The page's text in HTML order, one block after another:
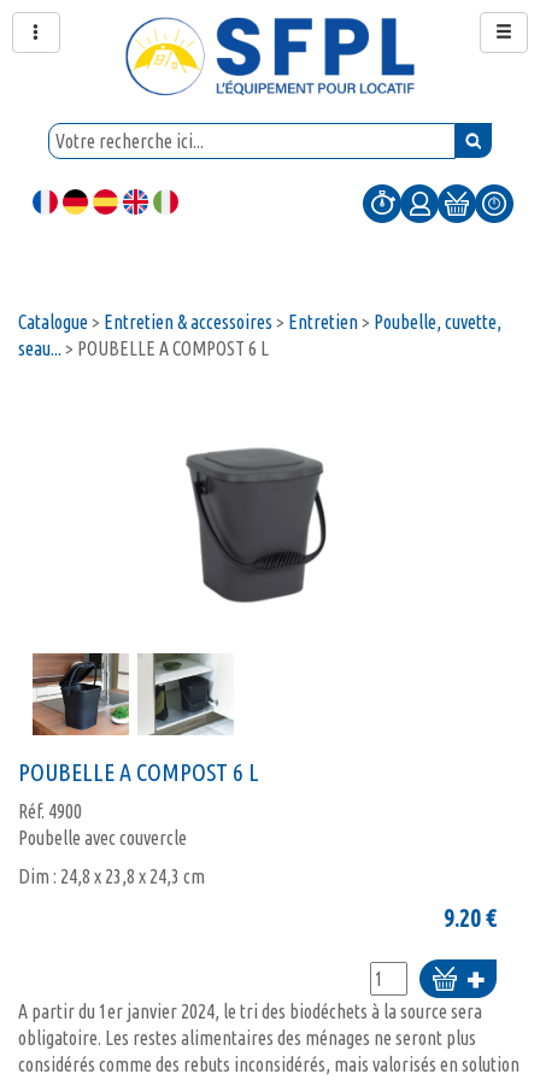
Catalogue> Entretien & accessoires > Entretien> Poubelle, cuvette,
seau... > POUBELLE A COMPOST 6 L
POUBELLE A COMPOST 6 L
Réf. 4900
Poubelle avec couvercle
Dim : 24,8 x 23,8 x 24,3 cm
9.20€
Ajouter
au
panier
A partir du 1er janvier 2024, le tri des biodéchets à la source sera
obligatoire. Les restes alimentaires des ménages ne seront plus
considérés comme des rebuts inconsidérés, mais valorisés en solution